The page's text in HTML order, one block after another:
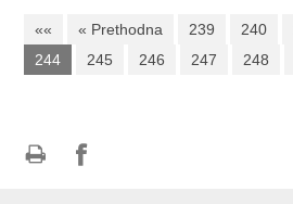
«« « Prethodna 239 240
244
245 246 247 248